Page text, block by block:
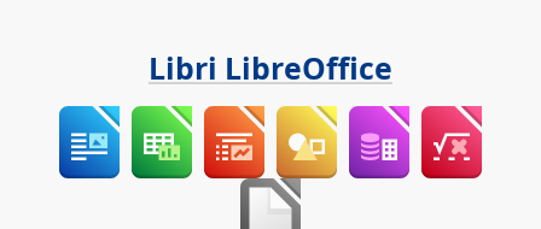
Libri LibreOffice